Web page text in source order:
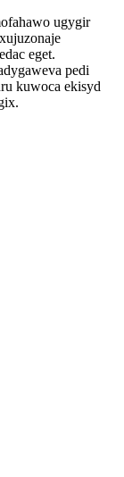
ugygir
eget.
pedi
kuwoca ekisyd